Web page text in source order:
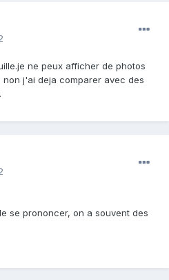
ne peux afficher de photos
j'ai deja comparer avec des
se prononcer, on a souvent des